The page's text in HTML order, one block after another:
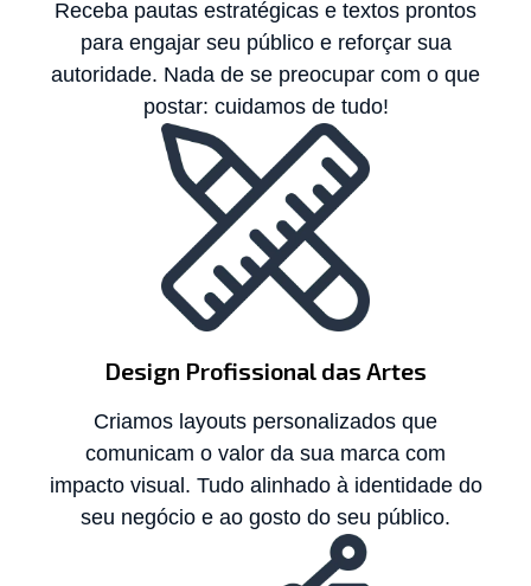
Receba pautas estratégicas e textos prontos
para engajar seu público e reforçar sua
autoridade. Nada de se preocupar com o que
postar: cuidamos de tudo!
Design Profissional das Artes
Criamos layouts personalizados que
comunicam o valor da sua marca com
impacto visual. Tudo alinhado à identidade do
seu negócio e ao gosto do seu público.